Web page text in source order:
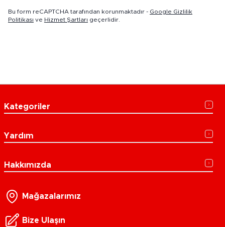
Bu form reCAPTCHA tarafından korunmaktadır - Google Gizlilik
Politikası ve Hizmet Şartları geçerlidir.
Kategoriler
Yardım
Hakkımızda
Mağazalarımız
Bize Ulaşın